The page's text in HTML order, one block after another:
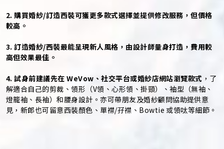
2. 購買婚紗/訂造西裝可獲更多款式選擇並提供修改服務，但價格
較高。
3. 訂造婚紗/西裝最能呈現新人風格，由設計師量身打造，費用較
高但效果最佳。
4. 試身前建議先在 WeVow、社交平台或婚紗店網站瀏覽款式 ，了
解適合自己的剪裁、領形（V領、心形領、掛頸）、袖型（無袖、
燈籠袖、長袖）和腰身設計。亦可帶朋友及婚紗顧問協助提供意
見，新郎也可留意西裝顏色、單襟/孖襟、Bowtie 或領呔等細節。